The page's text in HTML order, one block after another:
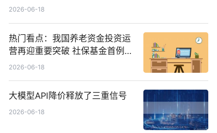
1000万港元
2026-06-18
热门看点：我国养老资金投资运
营再迎重要突破 社保基金首例期
货账户完成开立
2026-06-18
大模型API降价释放了三重信号
2026-06-18